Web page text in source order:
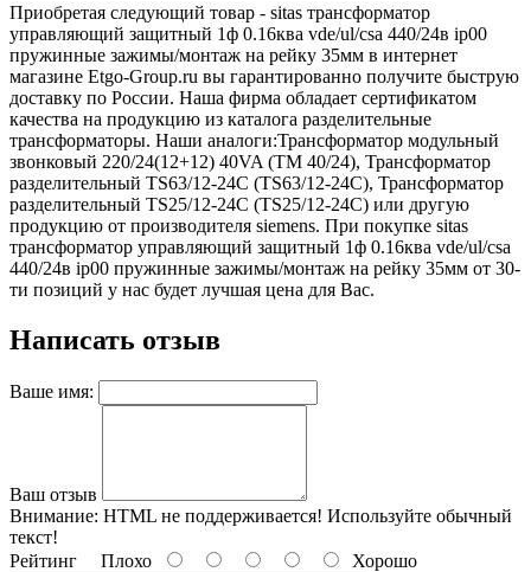
Приобретая следующий товар - sitas трансформатор
управляющий защитный 1ф 0.16ква vde/ul/csa 440/24в ip00
пружинные зажимы/монтаж на рейку 35мм в интернет
магазине Etgo-Group.ru вы гарантированно получите быструю
доставку по России. Наша фирма обладает сертификатом
качества на продукцию из каталога разделительные
трансформаторы. Наши аналоги:Трансформатор модульный
звонковый 220/24(12+12) 40VA (TM 40/24), Трансформатор
разделительный TS63/12-24C (TS63/12-24C), Трансформатор
разделительный TS25/12-24C (TS25/12-24C) или другую
продукцию от производителя siemens. При покупке sitas
трансформатор управляющий защитный 1ф 0.16ква vde/ul/csa
440/24в ip00 пружинные зажимы/монтаж на рейку 35мм от 30-
ти позиций у нас будет лучшая цена для Вас.
Написать отзыв
Ваше имя:
Ваш отзыв
Внимание: HTML не поддерживается! Используйте обычный
текст!
Рейтинг Плохо Хорошо